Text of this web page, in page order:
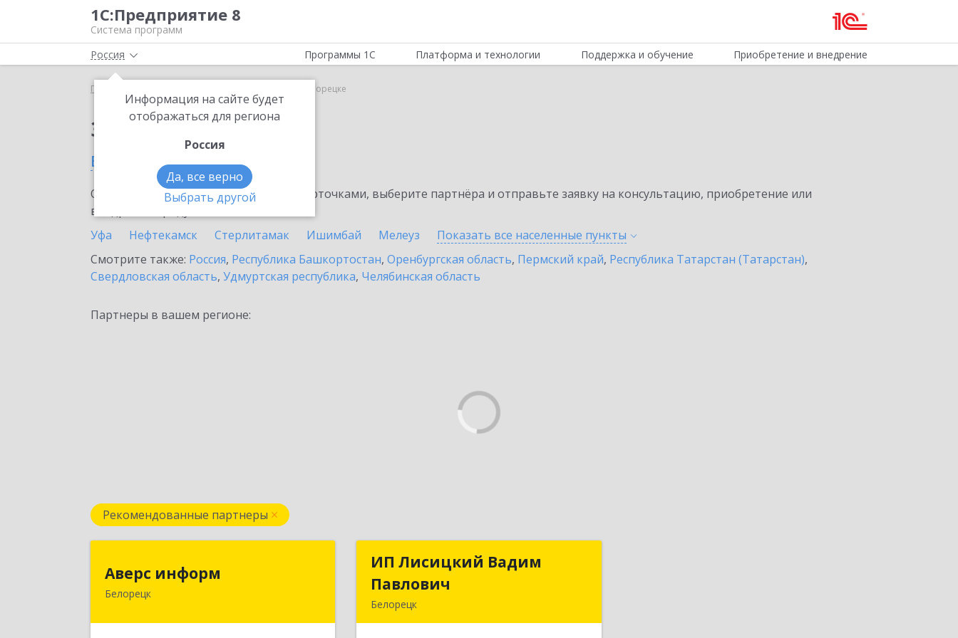
1С:Предприятие 8
Система программ
Россия
Информация на сайте будет
отображаться для региона
Россия
Да, все верно
Выбрать другой
Программы 1С Платформа и технологии Поддержка и обучение Приобретение и внедрение
Главная ЮKassa в Белорецке
Заказать ЮKassa
в Белорецке
Ознакомьтесь с информационными карточками, выберите партнёра и отправьте заявку на консультацию, приобретение или
внедрение продукта.
Уфа
Нефтекамск Стерлитамак Ишимбай Мелеуз Показать все населенные пункты
Смотрите также: Россия, Республика Башкортостан, Оренбургская область, Пермский край, Республика Татарстан (Татарстан),
Свердловская область, Удмуртская республика, Челябинская область
Партнеры в вашем регионе:
Рекомендованные партнеры
Аверс информ
Белорецк
ИП Лисицкий Вадим
Павлович
Белорецк
ИП Лисицкий Вадим